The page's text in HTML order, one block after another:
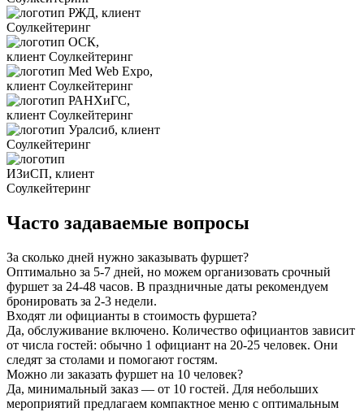
Часто задаваемые вопросы
За сколько дней нужно заказывать фуршет?
Оптимально за 5-7 дней, но можем организовать срочный
фуршет за 24-48 часов. В праздничные даты рекомендуем
бронировать за 2-3 недели.
Входят ли официанты в стоимость фуршета?
Да, обслуживание включено. Количество официантов зависит
от числа гостей: обычно 1 официант на 20-25 человек. Они
следят за столами и помогают гостям.
Можно ли заказать фуршет на 10 человек?
Да, минимальный заказ — от 10 гостей. Для небольших
мероприятий предлагаем компактное меню с оптимальным